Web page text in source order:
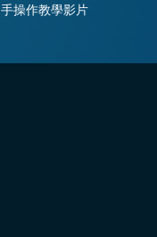
手操作教學影片